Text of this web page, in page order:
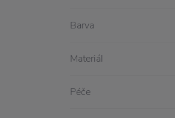
Barva
Materiál
Péče